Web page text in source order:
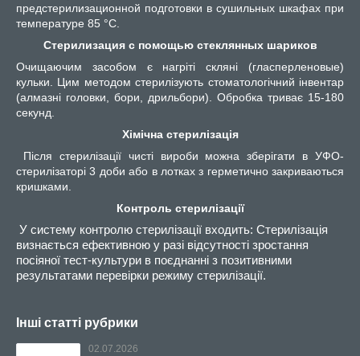
предстерилизационной подготовки в сушильных шкафах при
температуре 85 °С.
Стерилизация с помощью стеклянных шариков
Очищаючим засобом є нагріті скляні (гласперленовые)
кульки. Цим методом стерилізують стоматологічний інвентар
(алмазні головки, бори, дрильбори). Обробка триває 15-180
секунд.
Хімічна стерилізація
Після стерилізації чисті вироби можна зберігати в УФО-
стерилізаторі 3 доби або в лотках з герметично закриваються
кришками.
Контроль стерилізації
У систему контролю стерилізації входить: Стерилізація
визнається ефективною у разі відсутності зростання
посіяної тест-культури в поєднанні з позитивними
результатами перевірки режиму стерилізації.
Інші статті рубрики
02.07.2026